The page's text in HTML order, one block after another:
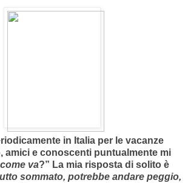
in Italia per le vacanze
amici e conoscenti puntualmente mi
va?” La mia risposta di solito è
sommato, potrebbe andare peggio,